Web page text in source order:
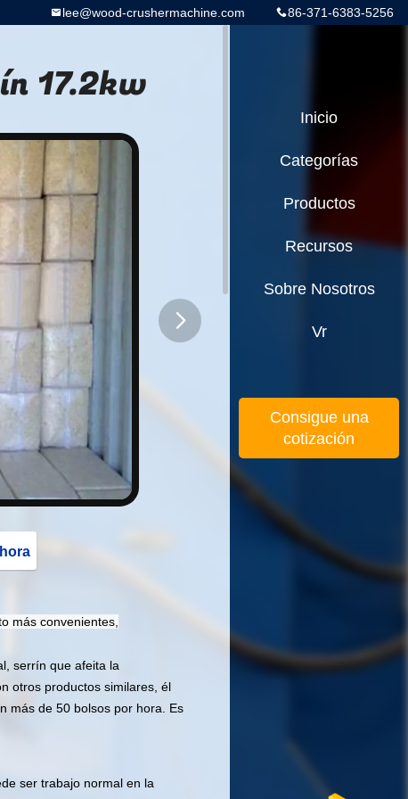
86-371-6383-5256
lee@wood-crushermachine.com
17.2kw
más convenientes,
serrín que afeita la
otros productos similares, él
más de 50 bolsos por hora. Es
ser trabajo normal en la
Inicio
Categorías
Productos
Recursos
Sobre Nosotros
Vr
Consigue una
cotización